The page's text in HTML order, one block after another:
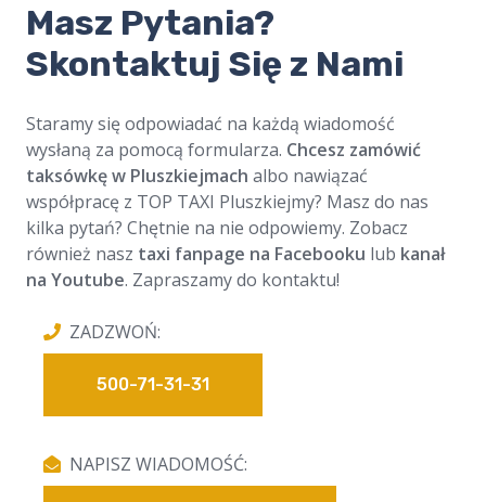
Masz Pytania?
Skontaktuj Się z Nami
Staramy się odpowiadać na każdą wiadomość
wysłaną za pomocą formularza. Chcesz zamówić
taksówkę w Pluszkiejmach albo nawiązać
współpracę z TOP TAXI Pluszkiejmy? Masz do nas
kilka pytań? Chętnie na nie odpowiemy. Zobacz
również nasz taxi fanpage na Facebooku lub kanał
na Youtube. Zapraszamy do kontaktu!
ZADZWOŃ:
500-71-31-31
NAPISZ WIADOMOŚĆ: